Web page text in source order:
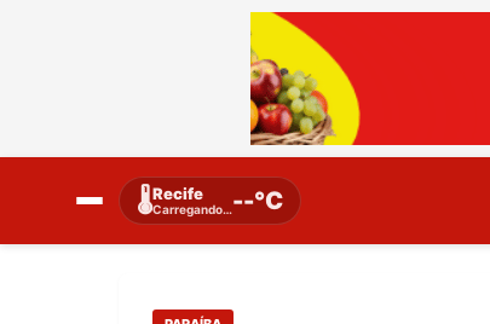
🌡️Recife
Carregando…--°C